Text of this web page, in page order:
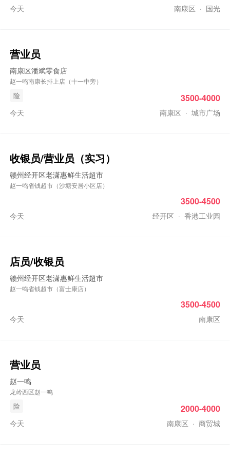
今天 南康区 · 国光
营业员
南康区潘斌零食店
赵一鸣南康长排上店（十一中旁）
险
今天 南康区 · 城市广场
3500-4000
收银员/营业员（实习）
赣州经开区老潇惠鲜生活超市
赵一鸣省钱超市（沙塘安居小区店）
今天 经开区 · 香港工业园
3500-4500
店员/收银员
赣州经开区老潇惠鲜生活超市
赵一鸣省钱超市（富士康店）
今天 南康区
3500-4500
营业员
赵一鸣
龙岭西区赵一鸣
险
今天 南康区 · 商贸城
2000-4000